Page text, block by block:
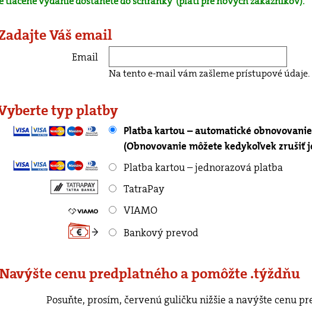
Váš email
Email
Na tento e-mail vám zašleme prístupové údaje.
typ platby
Platba kartou – automatické obnovovanie
(Obnovovanie môžete kedykoľvek zrušiť
Platba kartou – jednorazová platba
TatraPay
VIAMO
Bankový prevod
cenu predplatného a pomôžte .týždňu